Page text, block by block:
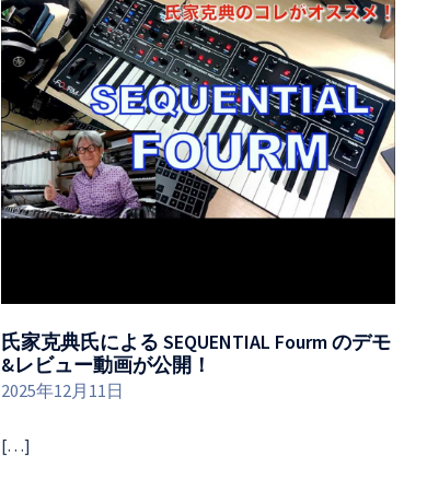
氏家克典氏による SEQUENTIAL Fourm のデモ
&レビュー動画が公開！
2025年12月11日
[…]